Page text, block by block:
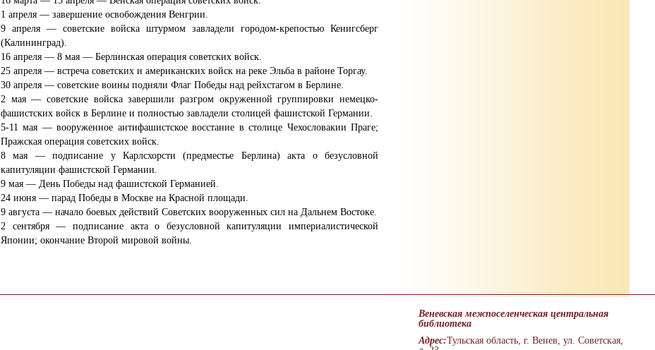
1 апреля — завершение освобождения Венгрии.
9 апреля — советские войска штурмом завладели городом-крепостью Кенигсберг
(Калининград).
16 апреля — 8 мая — Берлинская операция советских войск.
25 апреля — встреча советских и американских войск на реке Эльба в районе Торгау.
30 апреля — советские воины подняли Флаг Победы над рейхстагом в Берлине.
2 мая — советские войска завершили разгром окруженной группировки немецко-
фашистских войск в Берлине и полностью завладели столицей фашистской Германии.
5-11 мая — вооруженное антифашистское восстание в столице Чехословакии Праге;
Пражская операция советских войск.
8 мая — подписание у Карлсхорсти (предместье Берлина) акта о безусловной
капитуляции фашистской Германии.
9 мая — День Победы над фашистской Германией.
24 июня — парад Победы в Москве на Красной площади.
9 августа — начало боевых действий Советских вооруженных сил на Дальнем Востоке.
2 сентября — подписание акта о безусловной капитуляции империалистической
Японии; окончание Второй мировой войны.
Веневская межпоселенческая центральная
библиотека
Адрес:Тульская область, г. Венев, ул. Советская,